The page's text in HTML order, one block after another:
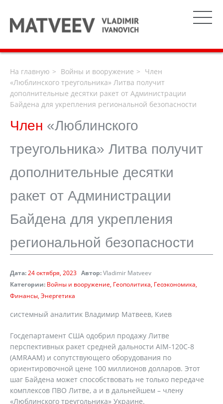
На главную Войны и вооружение
Член
«Люблинского треугольника» Литва получит
дополнительные десятки ракет от Администрации
Байдена для укрепления региональной безопасности
Член «Люблинского
треугольника» Литва получит
дополнительные десятки
ракет от Администрации
Байдена для укрепления
региональной безопасности
Дата:24 октября, 2023 Автор:Vladimir Matveev
Категории: Войны и вооружение Геополитика Геоэкономика
Финансы Энергетика
системный аналитик Владимир Матвеев, Киев
Госдепартамент США одобрил продажу Литве
перспективных ракет средней дальности AIM-120C-8
(AMRAAM) и сопутствующего оборудования по
ориентировочной цене 100 миллионов долларов. Этот
шаг Байдена может способствовать не только передаче
комплексов ПВО Литве, а и в дальнейшем – члену
«Люблинского треугольника» Украине.